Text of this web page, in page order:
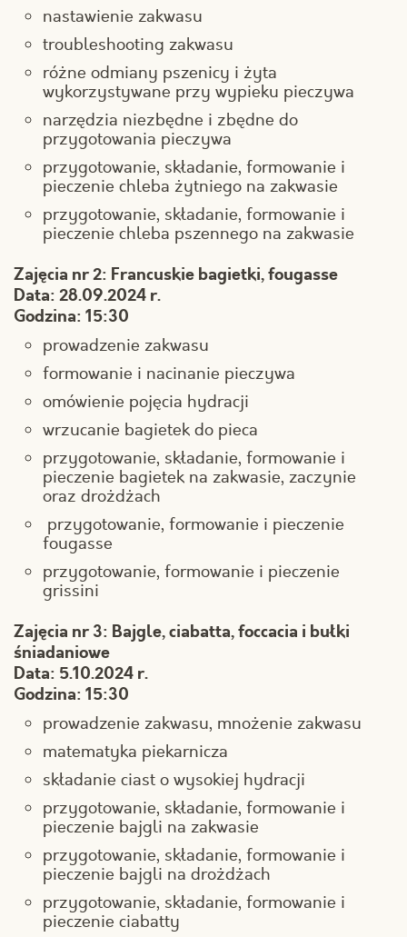
nastawienie zakwasu
troubleshooting zakwasu
różne odmiany pszenicy i żyta
wykorzystywane przy wypieku pieczywa
narzędzia niezbędne i zbędne do
przygotowania pieczywa
przygotowanie, składanie, formowanie i
pieczenie chleba żytniego na zakwasie
przygotowanie, składanie, formowanie i
pieczenie chleba pszennego na zakwasie
Zajęcia nr 2: Francuskie bagietki, fougasse
Data: 28.09.2024 r.
Godzina: 15:30
prowadzenie zakwasu
formowanie i nacinanie pieczywa
omówienie pojęcia hydracji
wrzucanie bagietek do pieca
przygotowanie, składanie, formowanie i
pieczenie bagietek na zakwasie, zaczynie
oraz drożdżach
przygotowanie, formowanie i pieczenie
fougasse
przygotowanie, formowanie i pieczenie
grissini
Zajęcia nr 3: Bajgle, ciabatta, foccacia i bułki
śniadaniowe
Data: 5.10.2024 r.
Godzina: 15:30
prowadzenie zakwasu, mnożenie zakwasu
matematyka piekarnicza
składanie ciast o wysokiej hydracji
przygotowanie, składanie, formowanie i
pieczenie bajgli na zakwasie
przygotowanie, składanie, formowanie i
pieczenie bajgli na drożdżach
przygotowanie, składanie, formowanie i
pieczenie ciabatty